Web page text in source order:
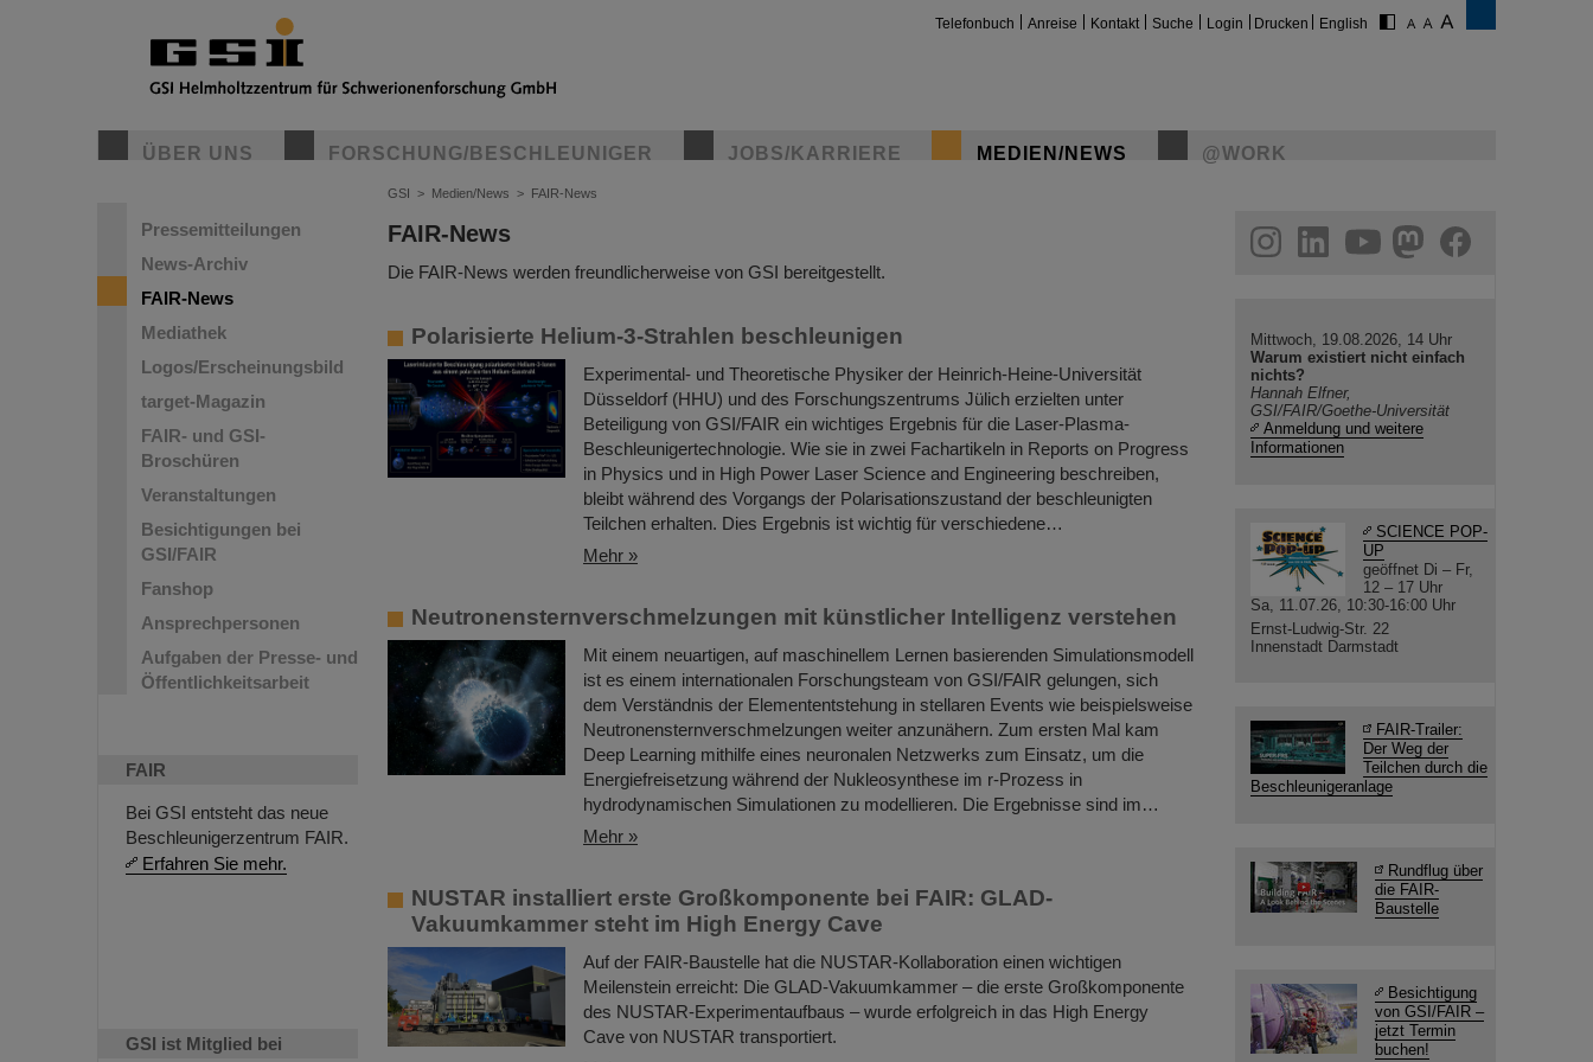
Telefonbuch Anreise Kontakt Suche Login Drucken English
ÜBER UNS FORSCHUNG/BESCHLEUNIGER JOBS/KARRIERE MEDIEN/NEWS @WORK
Pressemitteilungen
News-Archiv
FAIR-News
Mediathek
Logos/Erscheinungsbild
target-Magazin
FAIR- und GSI-
Broschüren
Veranstaltungen
Besichtigungen bei
GSI/FAIR
Fanshop
Ansprechpersonen
Aufgaben der Presse- und
Öffentlichkeitsarbeit
FAIR
Bei GSI entsteht das neue
Beschleunigerzentrum FAIR.
Erfahren Sie mehr.
GSI ist Mitglied bei
GSI > Medien/News > FAIR-News
FAIR-News
Die FAIR-News werden freundlicherweise von GSI bereitgestellt.
Polarisierte Helium-3-Strahlen beschleunigen
Experimental- und Theoretische Physiker der Heinrich-Heine-Universität
Düsseldorf (HHU) und des Forschungszentrums Jülich erzielten unter
Beteiligung von GSI/FAIR ein wichtiges Ergebnis für die Laser-Plasma-
Beschleunigertechnologie. Wie sie in zwei Fachartikeln in Reports on Progress
in Physics und in High Power Laser Science and Engineering beschreiben,
bleibt während des Vorgangs der Polarisationszustand der beschleunigten
Teilchen erhalten. Dies Ergebnis ist wichtig für verschiedene…
Mehr »
Neutronensternverschmelzungen mit künstlicher Intelligenz verstehen
Mit einem neuartigen, auf maschinellem Lernen basierenden Simulationsmodell
ist es einem internationalen Forschungsteam von GSI/FAIR gelungen, sich
dem Verständnis der Elemententstehung in stellaren Events wie beispielsweise
Neutronensternverschmelzungen weiter anzunähern. Zum ersten Mal kam
Deep Learning mithilfe eines neuronalen Netzwerks zum Einsatz, um die
Energiefreisetzung während der Nukleosynthese im r-Prozess in
hydrodynamischen Simulationen zu modellieren. Die Ergebnisse sind im…
Mehr »
NUSTAR installiert erste Großkomponente bei FAIR: GLAD-
Vakuumkammer steht im High Energy Cave
Auf der FAIR-Baustelle hat die NUSTAR-Kollaboration einen wichtigen
Meilenstein erreicht: Die GLAD-Vakuumkammer – die erste Großkomponente
des NUSTAR-Experimentaufbaus – wurde erfolgreich in das High Energy
Cave von NUSTAR transportiert.
helmholtz.social
facebook
Mittwoch, 19.08.2026, 14 Uhr
Warum existiert nicht einfach
nichts?
Hannah Elfner,
GSI/FAIR/Goethe-Universität
Anmeldung und weitere
Informationen
SCIENCE POP-
UP
geöffnet Di – Fr,
12 – 17 Uhr
Sa, 11.07.26, 10:30-16:00 Uhr
Ernst-Ludwig-Str. 22
Innenstadt Darmstadt
FAIR-Trailer:
Der Weg der
Teilchen durch die
Beschleunigeranlage
Rundflug über
die FAIR-
Baustelle
Besichtigung
von GSI/FAIR –
jetzt Termin
buchen!